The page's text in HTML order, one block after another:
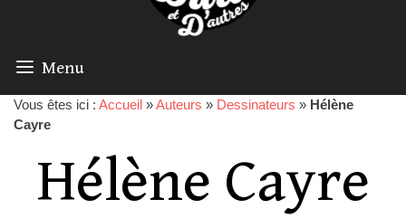
Menu
Vous êtes ici : Accueil »Auteurs » Dessinateurs » Hélène
Cayre
Hélène Cayre